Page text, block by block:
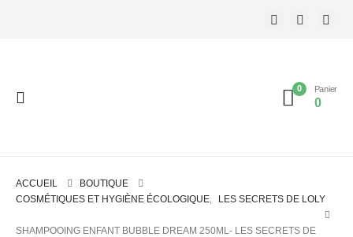
0 Panier
0
ACCUEIL
BOUTIQUE
COSMÉTIQUES ET HYGIÈNE ÉCOLOGIQUE, LES SECRETS DE LOLY
SHAMPOOING ENFANT BUBBLE DREAM 250ML- LES SECRETS DE